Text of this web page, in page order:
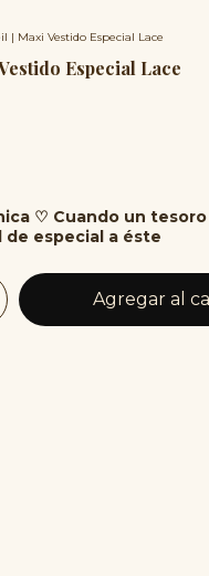
| Maxi Vestido Especial Lace
Especial Lace
♡ Cuando un tesoro
especial a éste